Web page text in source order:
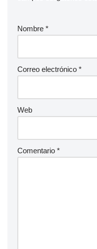
Nombre *
Correo electrónico *
Web
Comentario *